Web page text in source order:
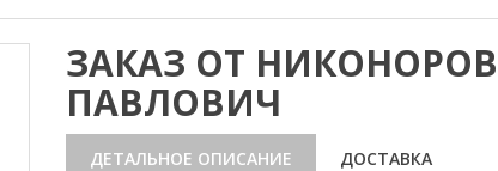
ЗАКАЗ ОТ
ПАВЛОВИЧ
ДЕТАЛЬНОЕ ОПИСАНИЕ ДОСТАВКА